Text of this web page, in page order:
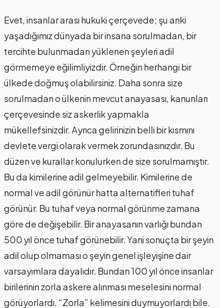
Evet, insanlar arası hukuki çerçevede; şu anki
yaşadığımız dünyada bir insana sorulmadan, bir
tercihte bulunmadan yüklenen şeyleri adil
görmemeye eğilimliyizdir. Örneğin herhangi bir
ülkede doğmuş olabilirsiniz. Daha sonra size
sorulmadan o ülkenin mevcut anayasası, kanunları
çerçevesinde siz askerlik yapmakla
mükellefsinizdir. Ayrıca gelirinizin belli bir kısmını
devlete vergi olarak vermek zorundasınızdır. Bu
düzen ve kurallar konulurken de size sorulmamıştır.
Bu da kimilerine adil gelmeyebilir. Kimilerine de
normal ve adil görünür hatta alternatifleri tuhaf
görünür. Bu tuhaf veya normal görünme zamana
göre de değişebilir. Bir anayasanın varlığı bundan
500 yıl önce tuhaf görünebilir. Yani sonuçta bir şeyin
adil olup olmaması o şeyin genel işleyişine dair
varsayımlara dayalıdır. Bundan 100 yıl önce insanlar
birilerinin zorla askere alınması meselesini normal
görüyorlardı. “Zorla” kelimesini duymuyorlardı bile.